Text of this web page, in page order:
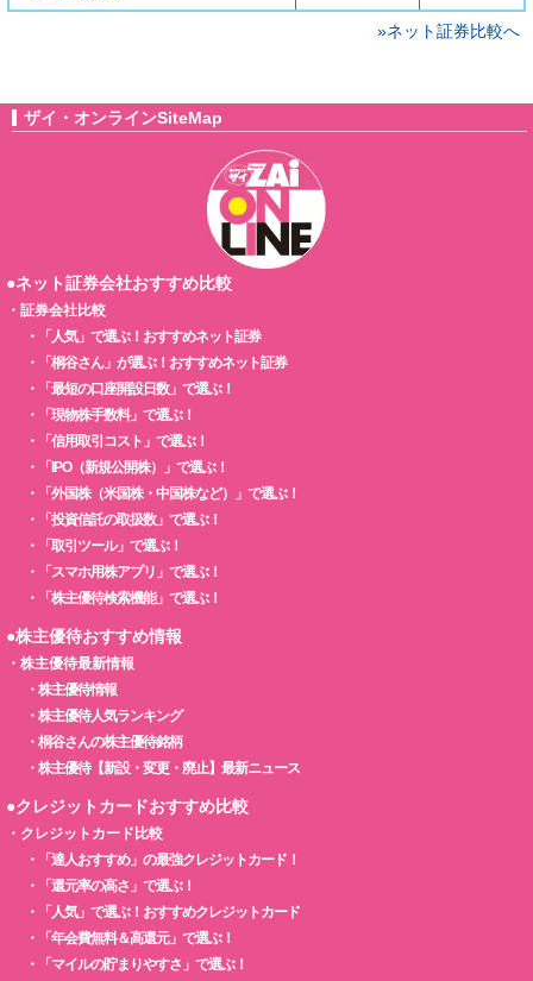
»ネット証券比較へ
ザイ・オンラインSiteMap
●ネット証券会社おすすめ比較
・ 証券会社比較
・
「人気」で選ぶ！おすすめネット証券
・
「桐谷さん」が選ぶ！おすすめネット証券
・
「最短の口座開設日数」で選ぶ！
・
「現物株手数料」で選ぶ！
・
「信用取引コスト」で選ぶ！
・
「IPO（新規公開株）」で選ぶ！
・
「外国株（米国株・中国株など）」で選ぶ！
・
「投資信託の取扱数」で選ぶ！
・
「取引ツール」で選ぶ！
・
「スマホ用株アプリ」で選ぶ！
・
「株主優待検索機能」で選ぶ！
●株主優待おすすめ情報
・ 株主優待最新情報
・ 株主優待情報
・ 株主優待人気ランキング
・ 桐谷さんの株主優待銘柄
・ 株主優待【新設・変更・廃止】最新ニュース
●クレジットカードおすすめ比較
・ クレジットカード比較
・
「達人おすすめ」の最強クレジットカード！
・
「還元率の高さ」で選ぶ！
・
「人気」で選ぶ！おすすめクレジットカード
・
「年会費無料＆高還元」で選ぶ！
・
「マイルの貯まりやすさ」で選ぶ！